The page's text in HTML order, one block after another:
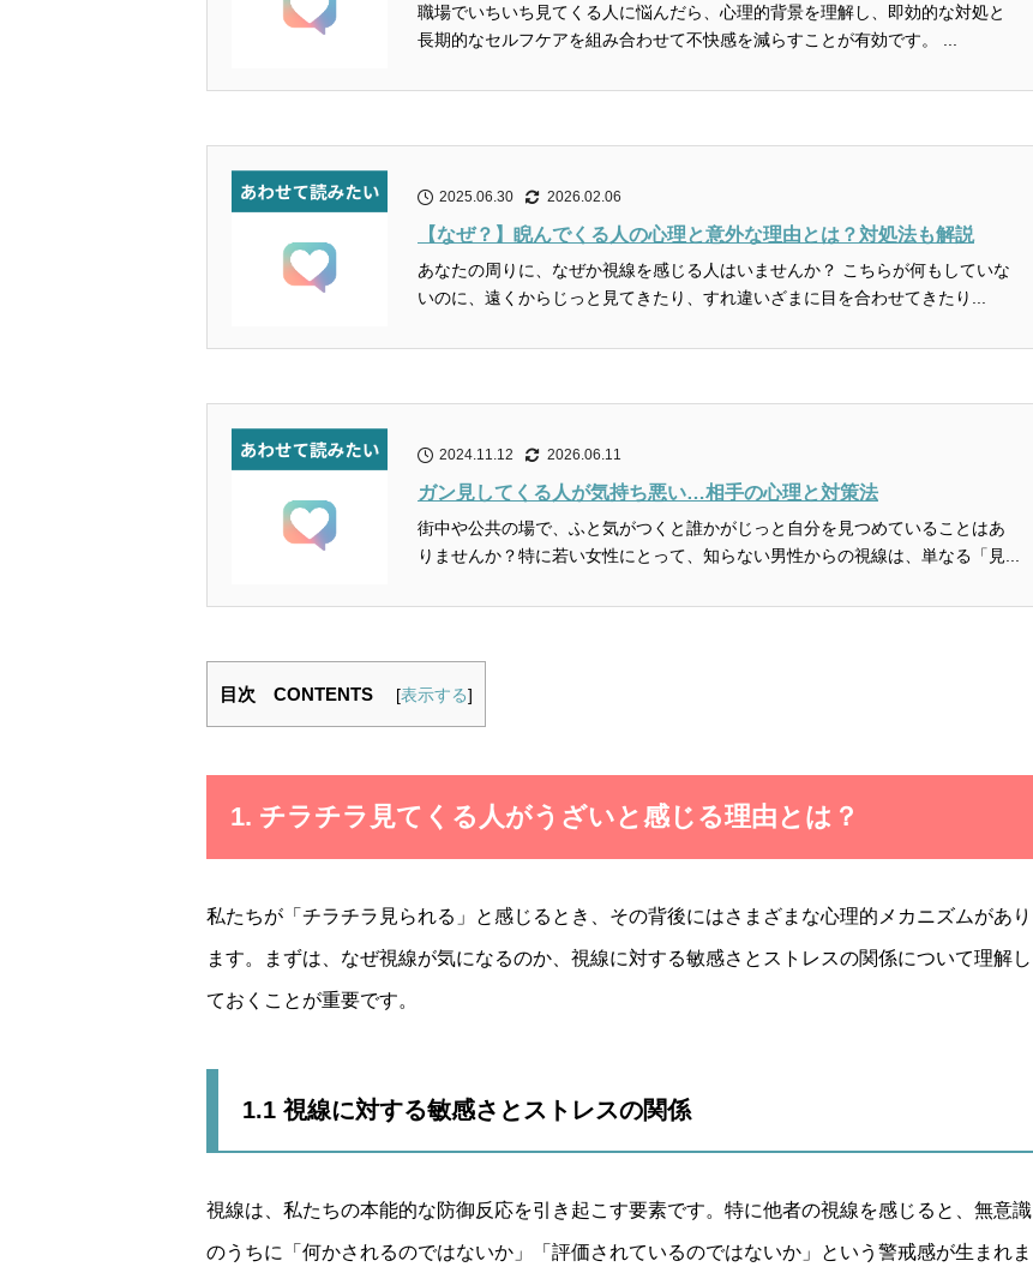
職場でいちいち見てくる人に悩んだら、心理的背景を理解し、即効的な対処と
2025.06.30 2026.02.06
【なぜ？】睨んでくる人の心理と意外な理由とは？対処法も解説
あなたの周りに、なぜか視線を感じる人はいませんか？ こちらが何もしていな
いのに、遠くからじっと見てきたり、すれ違いざまに目を合わせてきたり...
2024.11.12 2026.06.11
ガン見してくる人が気持ち悪い…相手の心理と対策法
街中や公共の場で、ふと気がつくと誰かがじっと自分を見つめていることはあ
りませんか？特に若い女性にとって、知らない男性からの視線は、単なる「見...
目次 CONTENTS [表示する]
1. チラチラ見てくる人がうざいと感じる理由とは？
私たちが「チラチラ見られる」と感じるとき、その背後にはさまざまな心理的メカニズムがあり
ます。まずは、なぜ視線が気になるのか、視線に対する敏感さとストレスの関係について理解し
ておくことが重要です。
1.1 視線に対する敏感さとストレスの関係
視線は、私たちの本能的な防御反応を引き起こす要素です。特に他者の視線を感じると、無意識
のうちに「何かされるのではないか」「評価されているのではないか」という警戒感が生まれま